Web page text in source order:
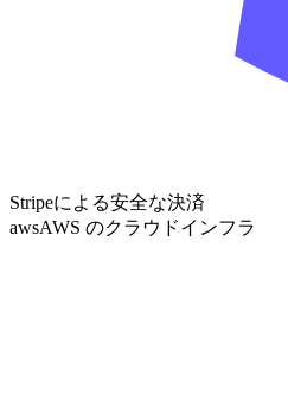
Stripeによる安全な決済
awsAWS のクラウドインフラ